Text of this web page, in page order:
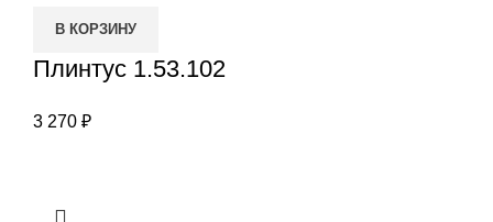
В КОРЗИНУ
Плинтус 1.53.102
3 270 ₽